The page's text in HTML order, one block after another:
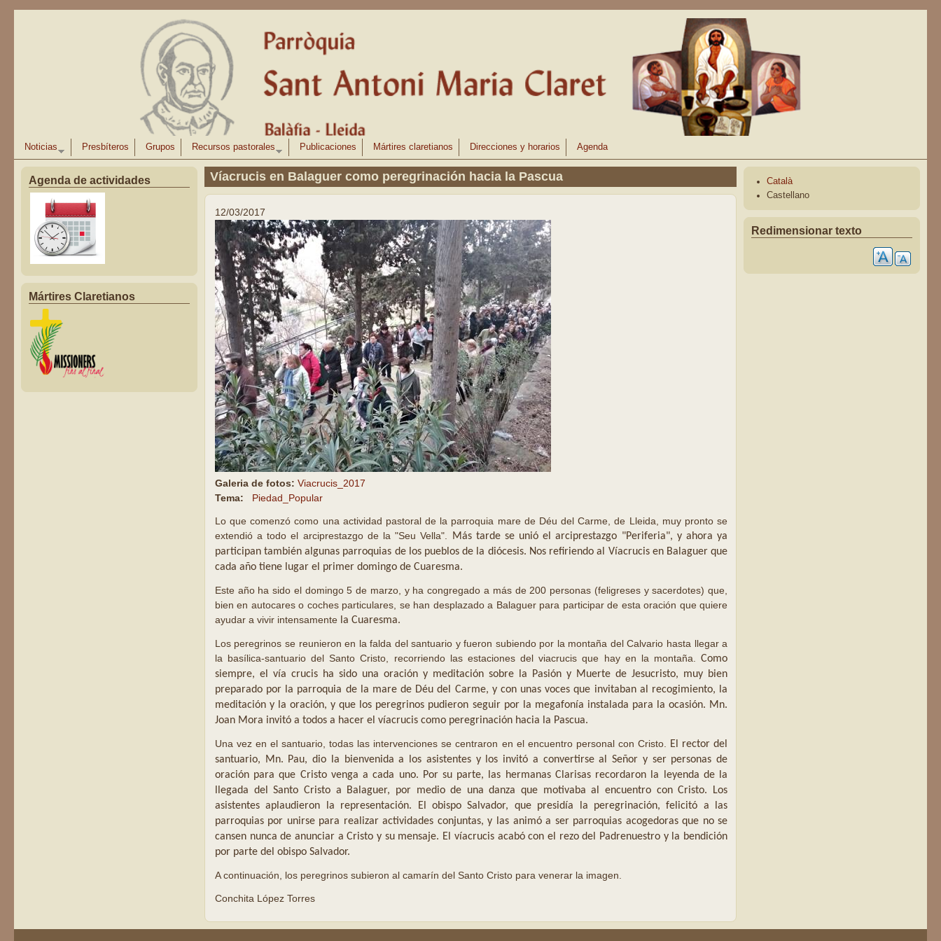
Noticias Presbíteros Grupos Recursos pastorales Publicaciones Mártires claretianos Direcciones y horarios Agenda
Agenda de actividades
Mártires Claretianos
Víacrucis en Balaguer como peregrinación hacia la Pascua
12/03/2017
Galeria de fotos: Viacrucis_2017
Tema:
Piedad_Popular
Lo que comenzó como una actividad pastoral de la parroquia mare de Déu del Carme, de Lleida, muy pronto se
extendió a todo el arciprestazgo de la "Seu Vella".
Más tarde se unió el arciprestazgo "Periferia", y ahora ya
participan también algunas parroquias de los pueblos de la diócesis. Nos refiriendo al Víacrucis en Balaguer que
cada año tiene lugar el primer domingo de Cuaresma.
Este año ha sido el domingo 5 de marzo, y ha congregado a más de 200 personas (feligreses y sacerdotes) que,
bien en autocares o coches particulares, se han desplazado a Balaguer para participar de esta oración que quiere
ayudar a vivir intensamente la Cuaresma.
Los peregrinos se reunieron en la falda del santuario y fueron subiendo por la montaña del Calvario hasta llegar a
la basílica-santuario del Santo Cristo, recorriendo las estaciones del viacrucis que hay en la montaña.Como
siempre, el vía crucis ha sido una oración y meditación sobre la Pasión y Muerte de Jesucristo, muy bien
preparado por la parroquia de la mare de Déu del Carme, y con unas voces que invitaban al recogimiento, la
meditación y la oración, y que los peregrinos pudieron seguir por la megafonía instalada para la ocasión. Mn.
Joan Mora invitó a todos a hacer el víacrucis como peregrinación hacia la Pascua.
Una vez en el santuario, todas las intervenciones se centraron en el encuentro personal con Cristo.
El rector del
santuario, Mn. Pau, dio la bienvenida a los asistentes y los invitó a convertirse al Señor y ser personas de
oración para que Cristo venga a cada uno. Por su parte, las hermanas Clarisas recordaron la leyenda de la
llegada del Santo Cristo a Balaguer, por medio de una danza que motivaba al encuentro con Cristo.
Los
asistentes aplaudieron la representación.
El obispo Salvador, que presidía la peregrinación, felicitó a las
parroquias por unirse para realizar actividades conjuntas, y las animó a ser parroquias acogedoras que no se
cansen nunca de anunciar a Cristo y su mensaje. El víacrucis acabó con el rezo del Padrenuestro y la bendición
por parte del obispo Salvador.
A continuación, los peregrinos subieron al camarín del Santo Cristo para venerar la imagen.
Conchita López Torres
Català
Castellano
Redimensionar texto